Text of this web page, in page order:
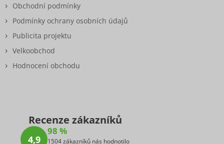
Obchodní podmínky
Podmínky ochrany osobních údajů
Publicita projektu
Velkoobchod
Hodnocení obchodu
Recenze zákazníků
4,9
98 %
1504 zákazníků nás hodnotilo